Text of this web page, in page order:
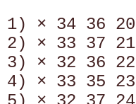
1) × 34 36 20
2) × 33 37 21
3) × 32 36 22
4) × 33 35 23